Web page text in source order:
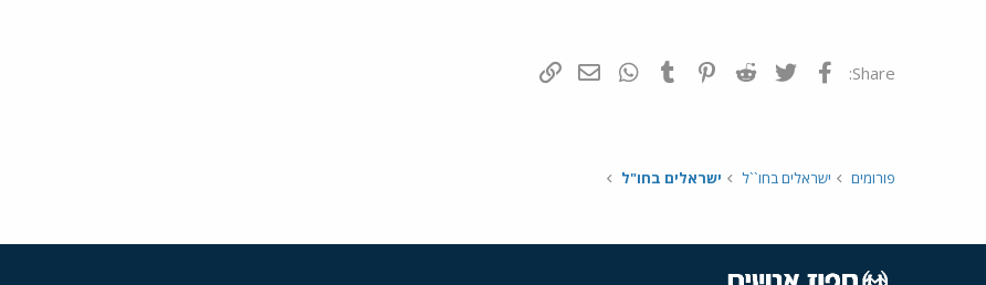
Share: פייסבוק Twitter
Reddit
Pinterest
Tumblr
WhatsAppדואר אלקטרוני
פורומים ישראלים בחו``ל ישראלים בחו"ל